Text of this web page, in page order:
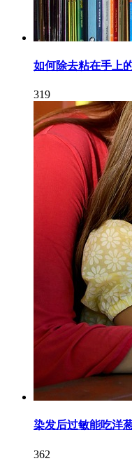
如何除去粘在手上
319
染发后过敏能吃洋
362